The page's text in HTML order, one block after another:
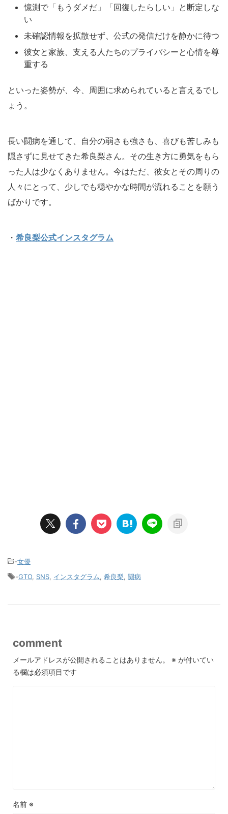
憶測で「もうダメだ」「回復したらしい」と断定しな
い
未確認情報を拡散せず、公式の発信だけを静かに待つ
彼女と家族、支える人たちのプライバシーと心情を尊
重する
といった姿勢が、今、周囲に求められていると言えるでし
ょう。
長い闘病を通して、自分の弱さも強さも、喜びも苦しみも
隠さずに見せてきた希良梨さん。その生き方に勇気をもら
った人は少なくありません。今はただ、彼女とその周りの
人々にとって、少しでも穏やかな時間が流れることを願う
ばかりです。
・ 希良梨公式インスタグラム
-女優
-GTO, SNS, インスタグラム, 希良梨, 闘病
comment
メールアドレスが公開されることはありません。 ※ が付いてい
る欄は必須項目です
名前 ※